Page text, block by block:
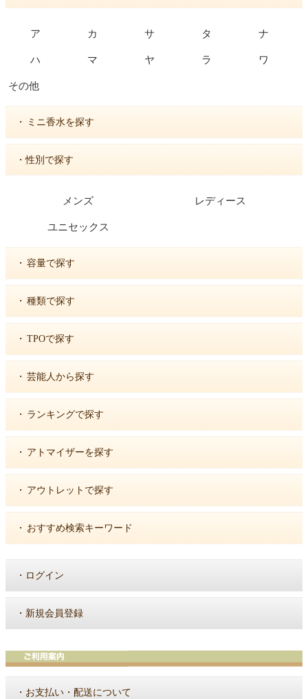
ア カ サ タ ナ
ハ マ ヤ ラ ワ
その他
・ ミニ香水を探す
・性別で探す
メンズ レディース
ユニセックス
・ 容量で探す
・ 種類で探す
・ TPOで探す
・ 芸能人から探す
・ ランキングで探す
・ アトマイザーを探す
・ アウトレットで探す
・ おすすめ検索キーワード
・ ログイン
・ 新規会員登録
・ お支払い・配送について